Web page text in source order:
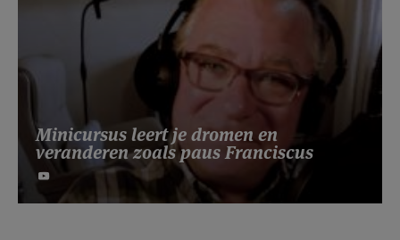
Minicursus leert je dromen en
veranderen zoals paus Franciscus